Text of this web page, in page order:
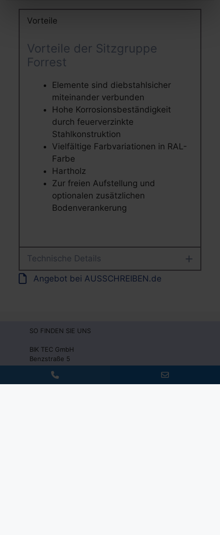
Vorteile
Vorteile der Sitzgruppe
Forrest
Elemente sind diebstahlsicher
miteinander verbunden
Hohe Korrosionsbeständigkeit
durch feuerverzinkte
Stahlkonstruktion
Vielfältige Farbvariationen in RAL-
Farbe
Hartholz
Zur freien Aufstellung und
optionalen zusätzlichen
Bodenverankerung
Technische Details
Angebot bei AUSSCHREIBEN.de
SO FINDEN SIE UNS
BIK TEC GmbH
Benzstraße 5
D-41836 Hückelhoven
Fon: +49(0)2433 – 44666-0